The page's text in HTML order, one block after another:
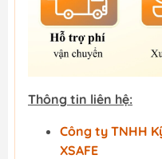
Thông tin liên hệ:
Công ty TNHH
XSAFE